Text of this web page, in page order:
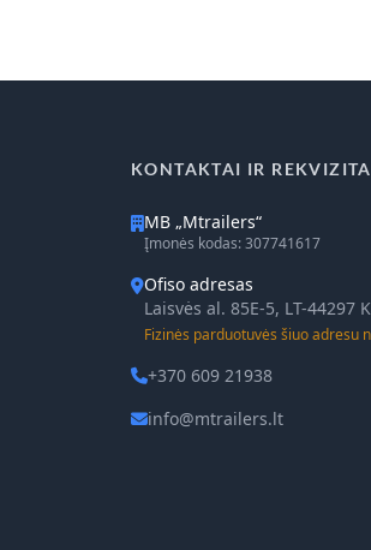
KONTAKTAI IR
MB „Mtrailers“
Įmonės kodas: 307741617
Ofiso adresas
Laisvės al. 85E-5, LT-44297
Fizinės parduotuvės šiuo adresu
+370 609 21938
info@mtrailers.lt